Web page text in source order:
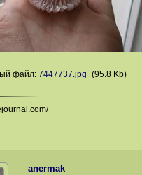
файл: 7447737.jpg (95.8 Kb)
anermak